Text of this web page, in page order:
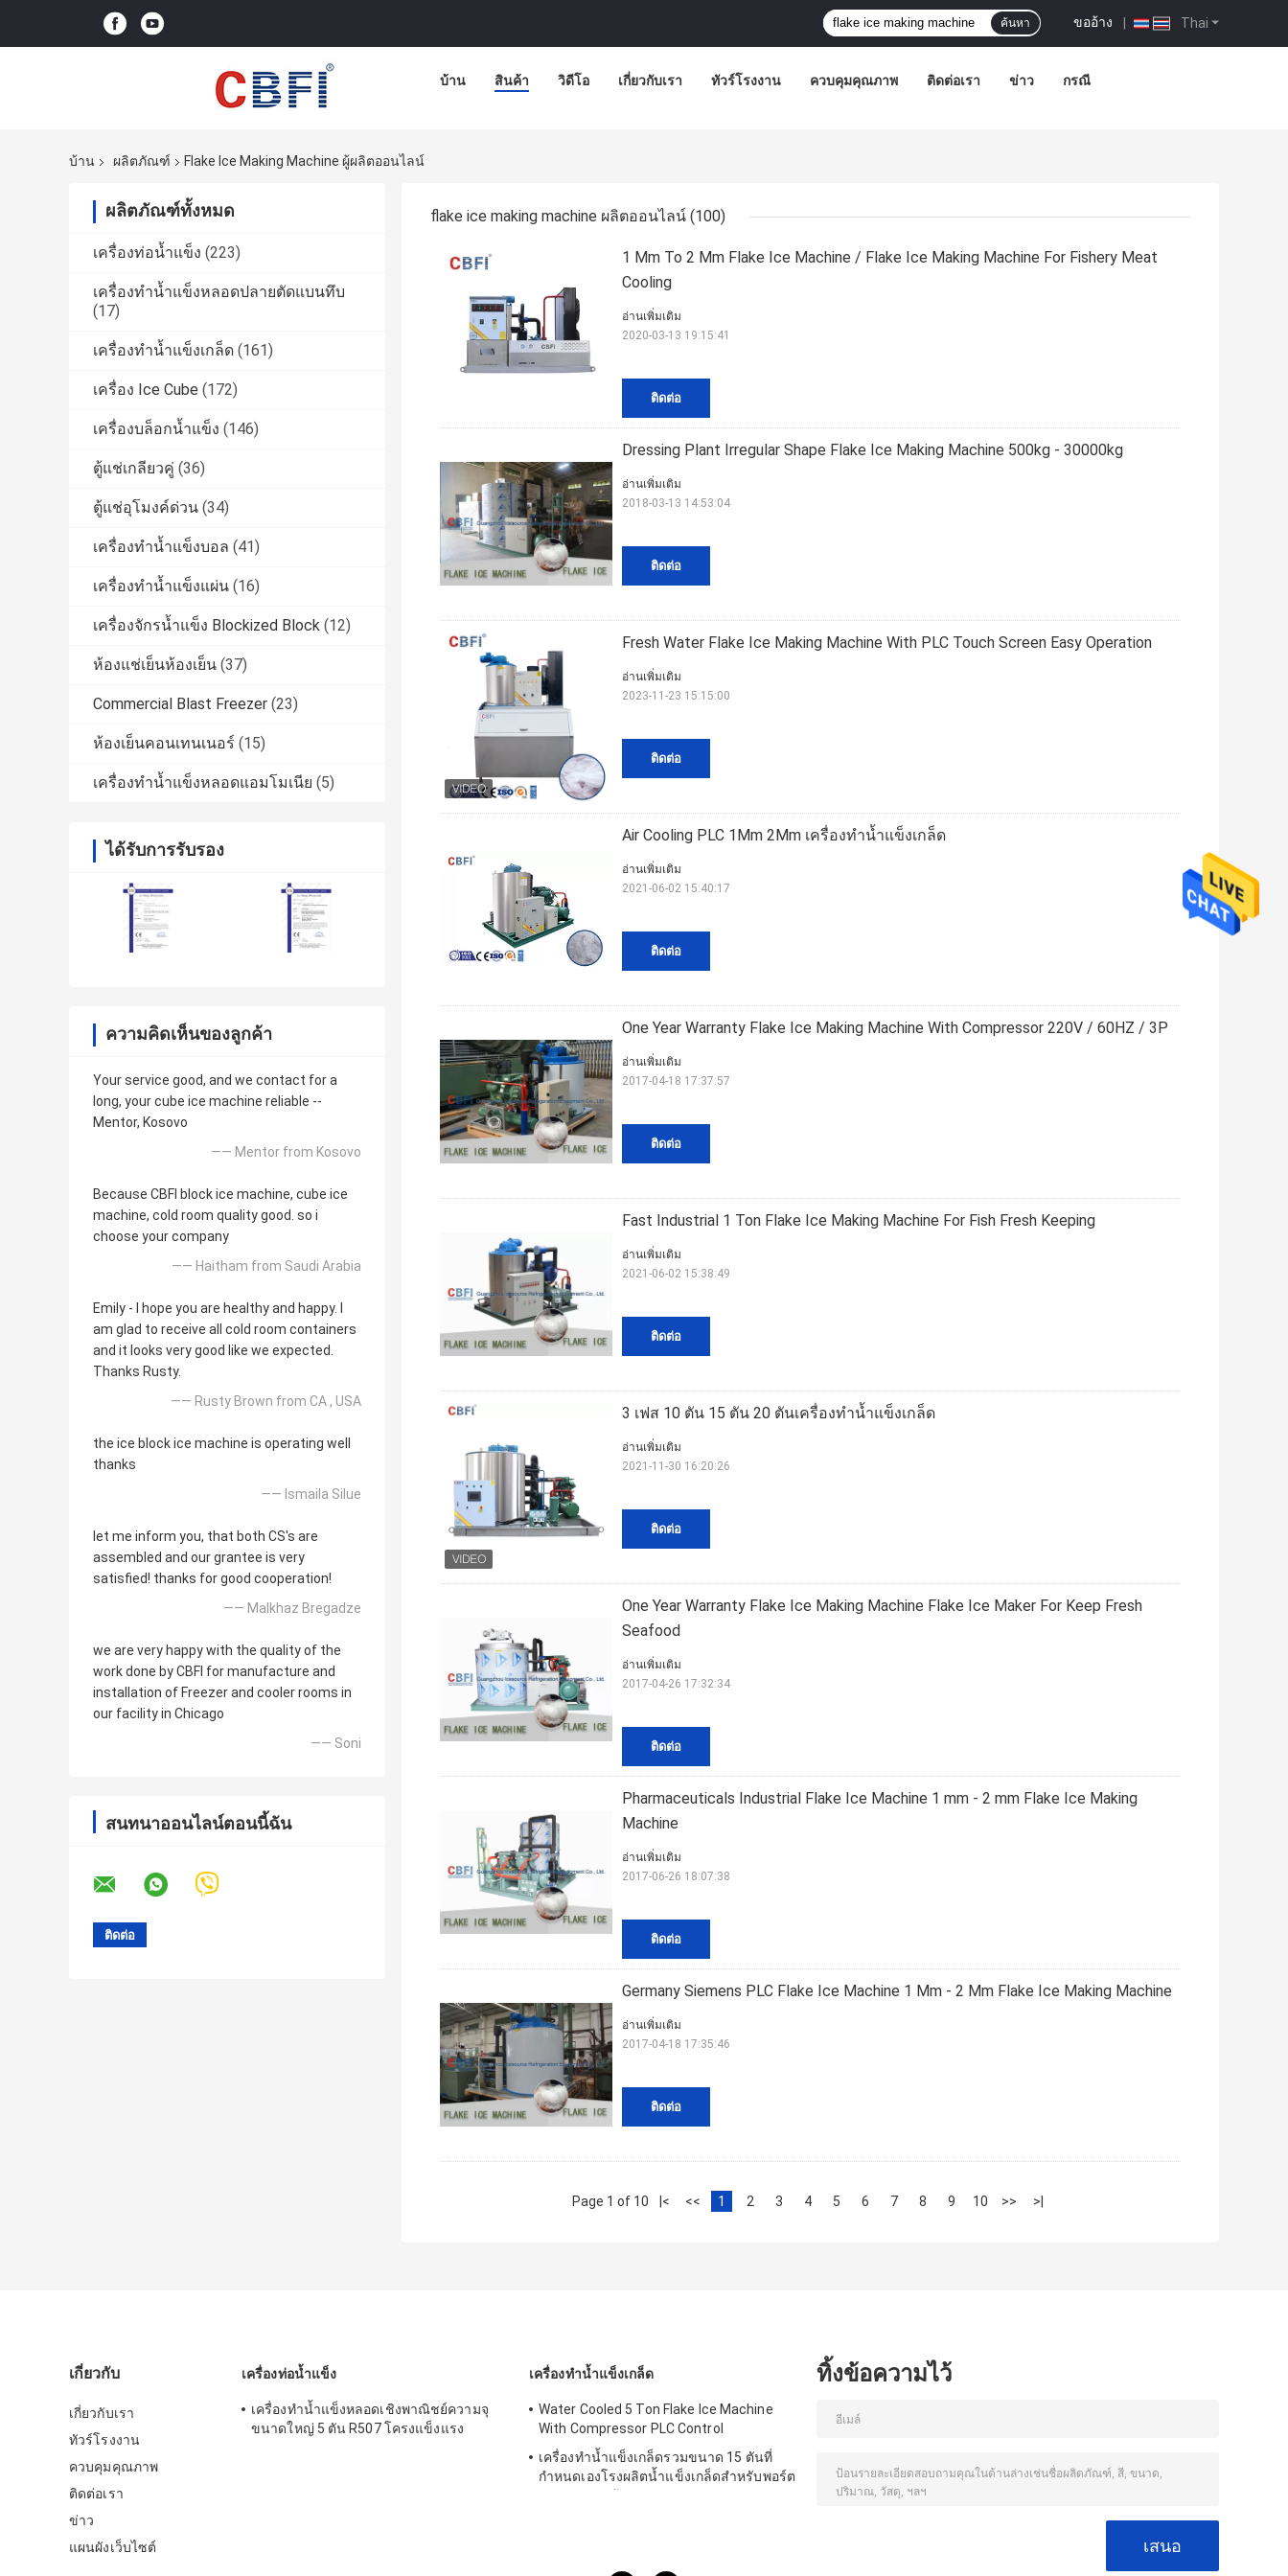
Thai
ขออ้าง |
ค้นหา
บ้าน สินค้า วิดีโอ เกี่ยวกับเรา ทัวร์โรงงาน ควบคุมคุณภาพ ติดต่อเรา ข่าว กรณี
บ้าน ผลิตภัณฑ์ Flake Ice Making Machine ผู้ผลิตออนไลน์
ผลิตภัณฑ์ทั้งหมด
เครื่องท่อน้ำแข็ง (223)
เครื่องทำน้ำแข็งหลอดปลายตัดแบนทึบ
(17)
เครื่องทำน้ำแข็งเกล็ด (161)
เครื่อง Ice Cube (172)
เครื่องบล็อกน้ำแข็ง (146)
ตู้แช่เกลียวคู่ (36)
ตู้แช่อุโมงค์ด่วน (34)
เครื่องทำน้ำแข็งบอล (41)
เครื่องทำน้ำแข็งแผ่น (16)
เครื่องจักรน้ำแข็ง Blockized Block (12)
ห้องแช่เย็นห้องเย็น (37)
Commercial Blast Freezer (23)
ห้องเย็นคอนเทนเนอร์ (15)
เครื่องทำน้ำแข็งหลอดแอมโมเนีย (5)
ได้รับการรับรอง
ความคิดเห็นของลูกค้า
Your service good, and we contact for a
long, your cube ice machine reliable --
Mentor, Kosovo
—— Mentor from Kosovo
Because CBFI block ice machine, cube ice
machine, cold room quality good. so i
choose your company
—— Haitham from Saudi Arabia
Emily - I hope you are healthy and happy. I
am glad to receive all cold room containers
and it looks very good like we expected.
Thanks Rusty.
—— Rusty Brown from CA , USA
the ice block ice machine is operating well
thanks
—— Ismaila Silue
let me inform you, that both CS's are
assembled and our grantee is very
satisfied! thanks for good cooperation!
—— Malkhaz Bregadze
we are very happy with the quality of the
work done by CBFI for manufacture and
installation of Freezer and cooler rooms in
our facility in Chicago
—— Soni
สนทนาออนไลน์ตอนนี้ฉัน
flake ice making machine ผลิตออนไลน์ (100)
1 Mm To 2 Mm Flake Ice Machine / Flake Ice Making Machine For Fishery Meat
Cooling
ติดต่อ
อ่านเพิ่มเติม
2020-03-13 19:15:41
Dressing Plant Irregular Shape Flake Ice Making Machine 500kg - 30000kg
ติดต่อ
อ่านเพิ่มเติม
2018-03-13 14:53:04
Fresh Water Flake Ice Making Machine With PLC Touch Screen Easy Operation
ติดต่อ
อ่านเพิ่มเติม
2023-11-23 15:15:00
Air Cooling PLC 1Mm 2Mm เครื่องทำน้ำแข็งเกล็ด
ติดต่อ
อ่านเพิ่มเติม
2021-06-02 15:40:17
One Year Warranty Flake Ice Making Machine With Compressor 220V / 60HZ / 3P
ติดต่อ
อ่านเพิ่มเติม
2017-04-18 17:37:57
Fast Industrial 1 Ton Flake Ice Making Machine For Fish Fresh Keeping
ติดต่อ
อ่านเพิ่มเติม
2021-06-02 15:38:49
3 เฟส 10 ตัน 15 ตัน 20 ตันเครื่องทำน้ำแข็งเกล็ด
ติดต่อ
อ่านเพิ่มเติม
2021-11-30 16:20:26
One Year Warranty Flake Ice Making Machine Flake Ice Maker For Keep Fresh
Seafood
ติดต่อ
อ่านเพิ่มเติม
2017-04-26 17:32:34
Pharmaceuticals Industrial Flake Ice Machine 1 mm - 2 mm Flake Ice Making
Machine
ติดต่อ
อ่านเพิ่มเติม
2017-06-26 18:07:38
Germany Siemens PLC Flake Ice Machine 1 Mm - 2 Mm Flake Ice Making Machine
ติดต่อ
อ่านเพิ่มเติม
2017-04-18 17:35:46
Page 1 of 10 |< << 1 2 3 4 5 6 7 8 9 10 >> >|
เกี่ยวกับ
เกี่ยวกับเรา
ทัวร์โรงงาน
ควบคุมคุณภาพ
ติดต่อเรา
ข่าว
แผนผังเว็บไซต์
เครื่องท่อน้ำแข็ง
เครื่องทำน้ำแข็งหลอดเชิงพาณิชย์ความจุ
ขนาดใหญ่ 5 ตัน R507 โครงแข็งแรง
เครื่องทำน้ำแข็งเกล็ด
Water Cooled 5 Ton Flake Ice Machine
With Compressor PLC Control
เครื่องทำน้ำแข็งเกล็ดรวมขนาด 15 ตันที่
กำหนดเองโรงผลิตน้ำแข็งเกล็ดสำหรับพอร์ต
ทิ้งข้อความไว้